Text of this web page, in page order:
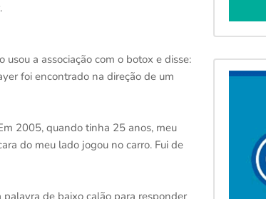
a associação com o botox e disse:
foi encontrado na direção de um
2005, quando tinha 25 anos, meu
do meu lado jogou no carro. Fui de
de baixo calão para responder